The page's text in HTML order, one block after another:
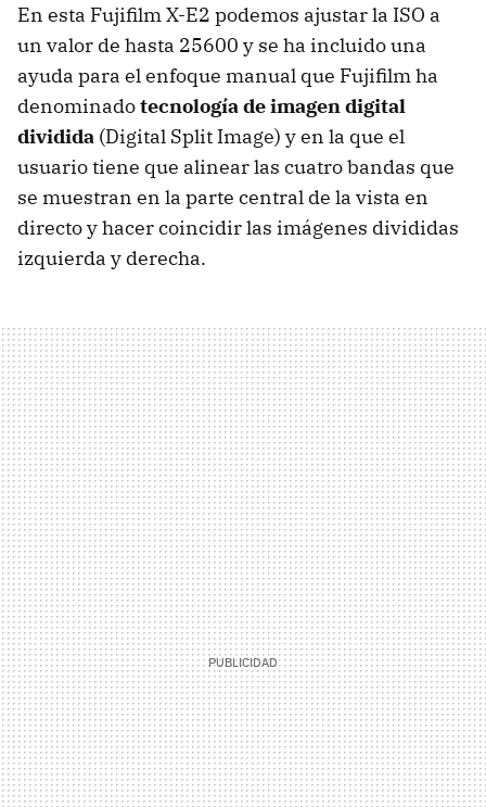
En esta Fujifilm X-E2 podemos ajustar la ISO a
un valor de hasta 25600 y se ha incluido una
ayuda para el enfoque manual que Fujifilm ha
denominadotecnología de imagen digital
dividida (Digital Split Image) y en la que el
usuario tiene que alinear las cuatro bandas que
se muestran en la parte central de la vista en
directo y hacer coincidir las imágenes divididas
izquierda y derecha.